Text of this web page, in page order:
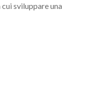
sviluppare una